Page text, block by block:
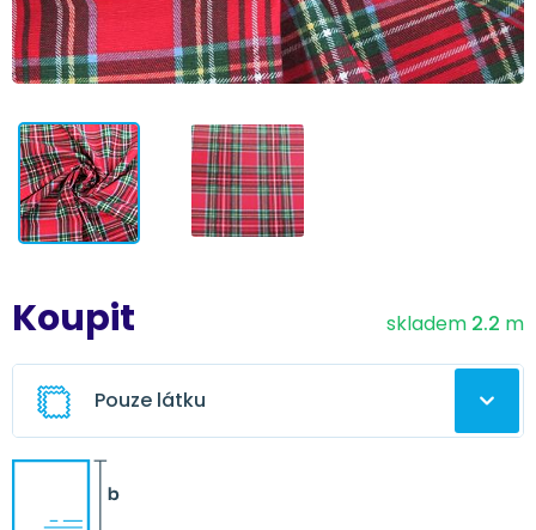
Koupit skladem 2.2 m
Pouze látku